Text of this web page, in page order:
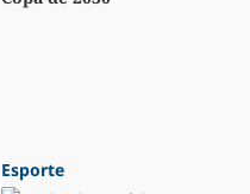
Esporte